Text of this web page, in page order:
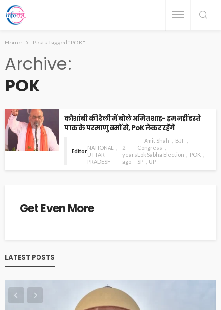
Home Posts Tagged "POK"
Archive
POK
कौशांबी की रैली में बोले अमित शाह- हम नहीं डरते
पाक के परमाणु बमों से, PoK लेकर रहेंगे
Editor
NATIONAL
UTTAR
PRADESH
2
years
ago
Amit Shah
BJP
Congress
Lok Sabha Election
POK
SP
UP
Get Even More
LATEST POSTS